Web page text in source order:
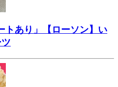
トあり」【ローソン】い